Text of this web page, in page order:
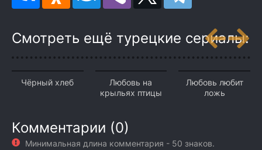
Смотреть ещё турецкие сериалы:
Чёрный хлеб
Любовь на
крыльях птицы
Любовь любит
ложь
Комментарии (0)
Минимальная длина комментария - 50 знаков.